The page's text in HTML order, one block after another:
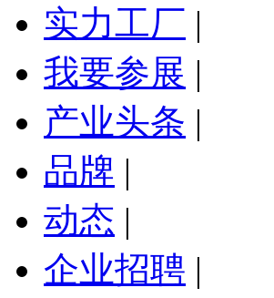
实力工厂 |
我要参展 |
产业头条 |
品牌 |
动态 |
企业招聘 |